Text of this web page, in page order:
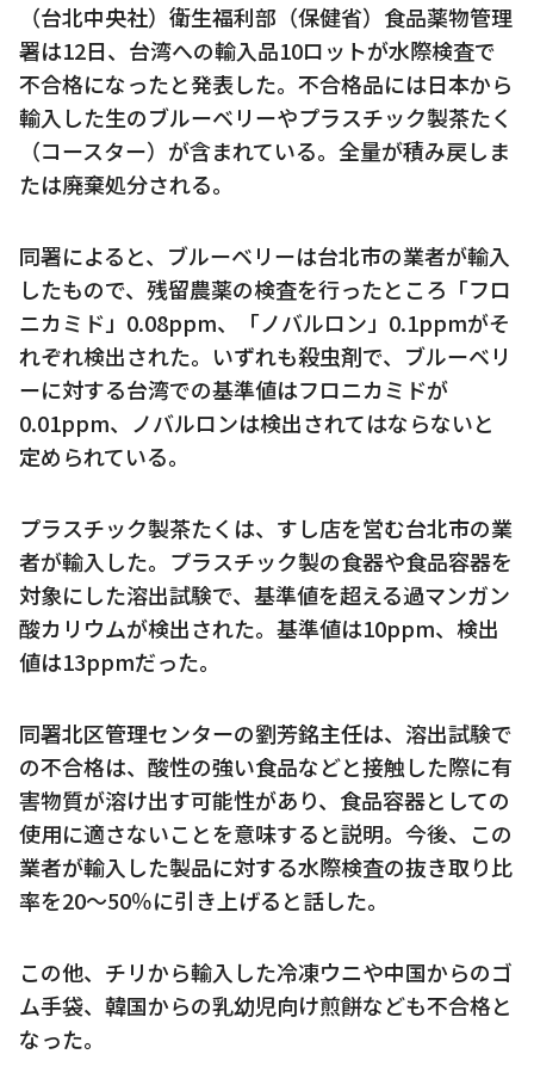
（台北中央社）衛生福利部（保健省）食品薬物管理
署は12日、台湾への輸入品10ロットが水際検査で
不合格になったと発表した。不合格品には日本から
輸入した生のブルーベリーやプラスチック製茶たく
（コースター）が含まれている。全量が積み戻しま
たは廃棄処分される。
同署によると、ブルーベリーは台北市の業者が輸入
したもので、残留農薬の検査を行ったところ「フロ
ニカミド」0.08ppm、「ノバルロン」0.1ppmがそ
れぞれ検出された。いずれも殺虫剤で、ブルーベリ
ーに対する台湾での基準値はフロニカミドが
0.01ppm、ノバルロンは検出されてはならないと
定められている。
プラスチック製茶たくは、すし店を営む台北市の業
者が輸入した。プラスチック製の食器や食品容器を
対象にした溶出試験で、基準値を超える過マンガン
酸カリウムが検出された。基準値は10ppm、検出
値は13ppmだった。
同署北区管理センターの劉芳銘主任は、溶出試験で
の不合格は、酸性の強い食品などと接触した際に有
害物質が溶け出す可能性があり、食品容器としての
使用に適さないことを意味すると説明。今後、この
業者が輸入した製品に対する水際検査の抜き取り比
率を20～50％に引き上げると話した。
この他、チリから輸入した冷凍ウニや中国からのゴ
ム手袋、韓国からの乳幼児向け煎餅なども不合格と
なった。